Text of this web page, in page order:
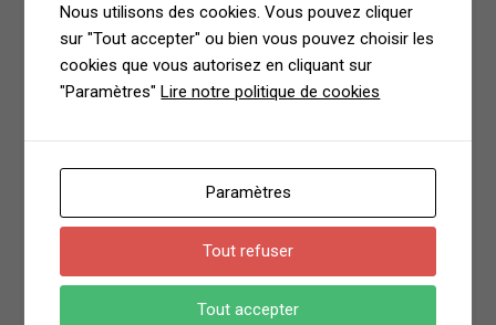
Nous utilisons des cookies. Vous pouvez cliquer
sur "Tout accepter" ou bien vous pouvez choisir les
cookies que vous autorisez en cliquant sur
"Paramètres"Lire notre politique de cookies
Paramètres
Tout refuser
Tout accepter